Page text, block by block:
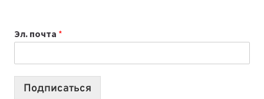
СОЗДАВАТЬ
ПРОДУКТЫ
Эл. почта *
Подписаться